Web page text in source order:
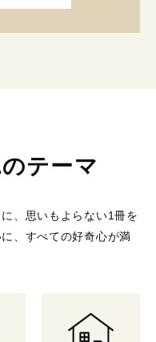
テーマ
、思いもよらない1冊を
、すべての好奇心が満